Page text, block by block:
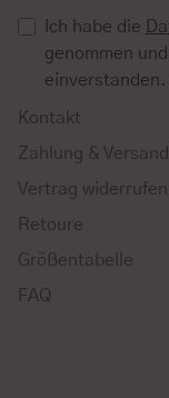
Ich habe die
genommen
einverstanden.
Kontakt
Zahlung & Versand
Vertrag widerrufen
Retoure
Größentabelle
FAQ